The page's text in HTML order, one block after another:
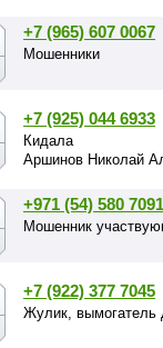
+7 (965) 607 0067
Мошенники
+7 (925) 044 6933
Кидала
Аршинов Николай
+971 (54) 580 7091
Мошенник
+7 (922) 377 7045
Жулик, вымогатель